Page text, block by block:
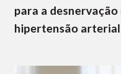
para a
hipertensão arterial